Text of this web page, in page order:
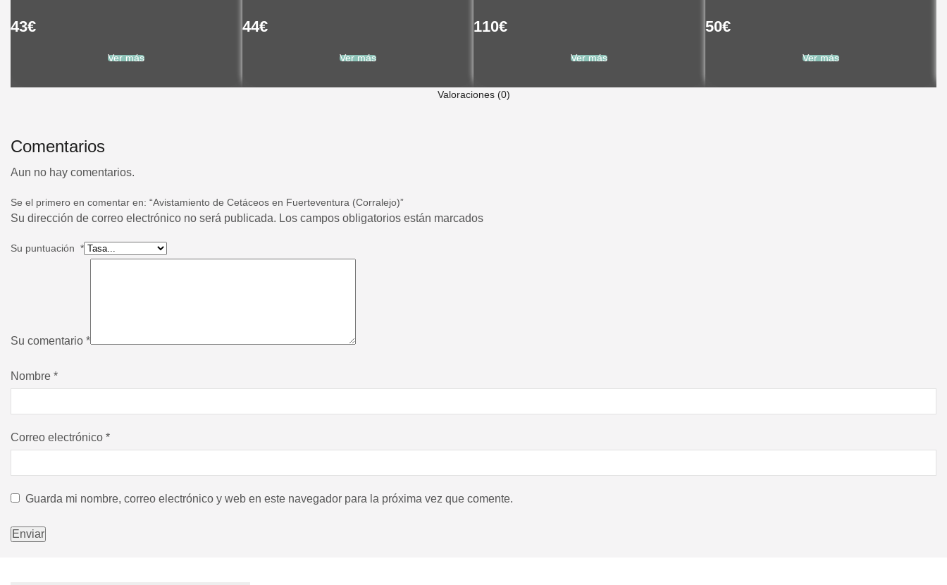
43€
Ver más
44€
Ver más
110€
Ver más
50€
Ver más
Valoraciones (0)
Comentarios
Aun no hay comentarios.
Se el primero en comentar en: “Avistamiento de Cetáceos en Fuerteventura (Corralejo)”
Su dirección de correo electrónico no será publicada. Los campos obligatorios están marcados
Su puntuación *
Su comentario *
Nombre *
Correo electrónico *
Guarda mi nombre, correo electrónico y web en este navegador para la próxima vez que comente.